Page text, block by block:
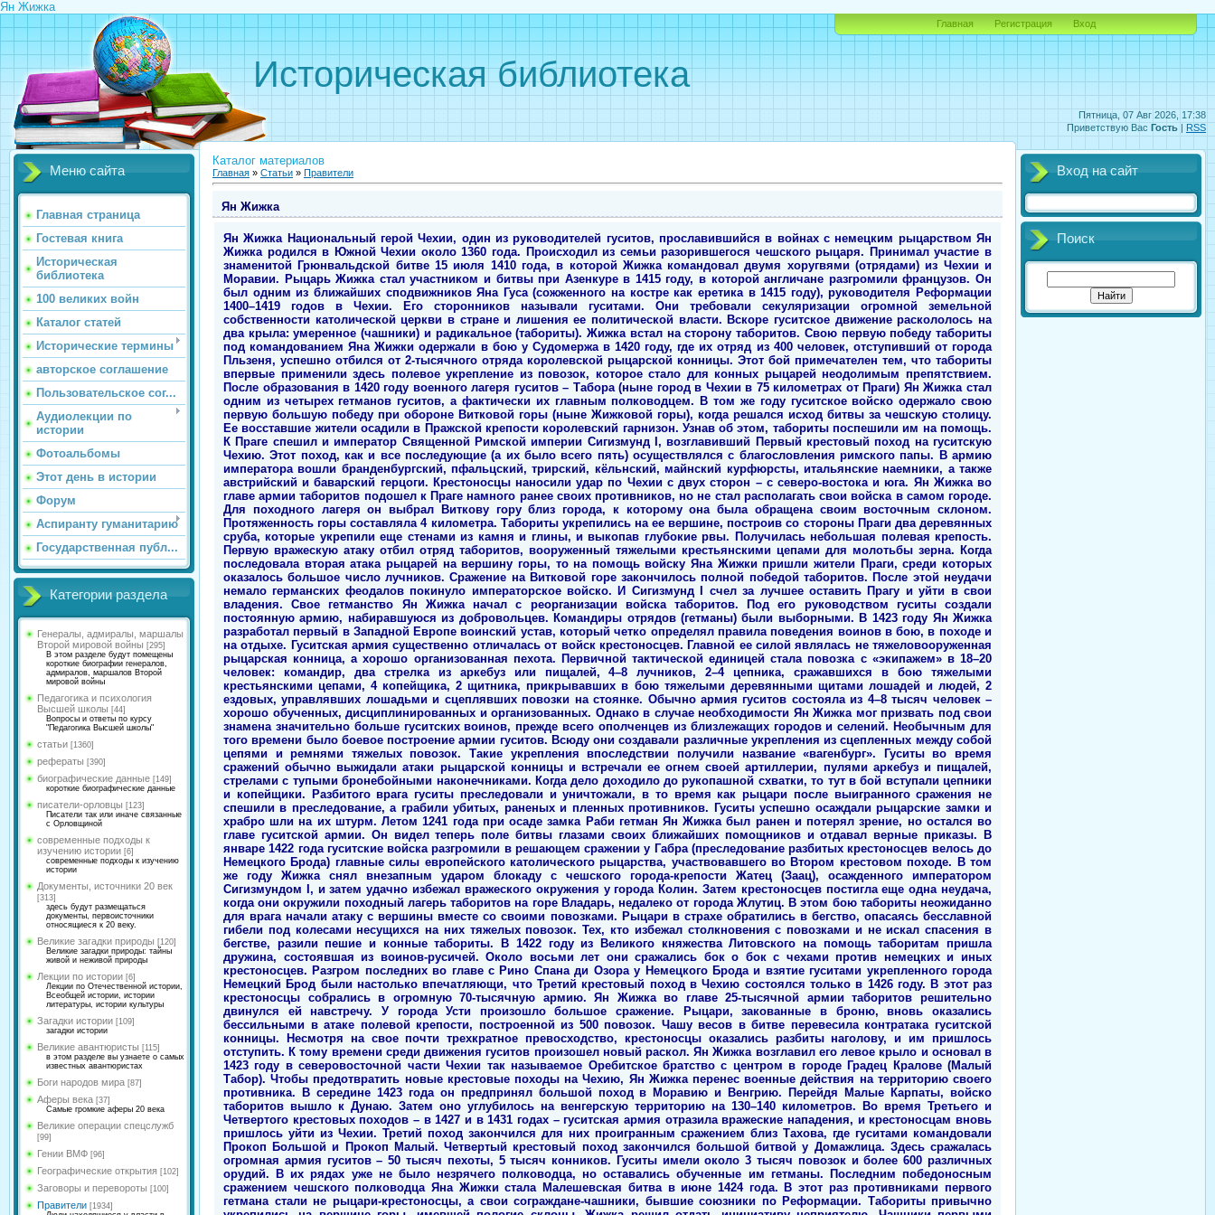
Ян Жижка
Пятница, 07 Авг 2026, 17:38
Приветствую Вас Гость | RSS
Историческая библиотека
Главная Регистрация Вход
Меню сайта
Главная страница
Гостевая книга
Историческая
библиотека
100 великих войн
Каталог статей
Исторические термины
авторское соглашение
Пользовательское сог...
Аудиолекции по
истории
Фотоальбомы
Этот день в истории
Форум
Аспиранту гуманитарию
Государственная публ...
Категории раздела
Генералы, адмиралы, маршалы
Второй мировой войны [295]
В этом разделе будут помещены
короткие биографии генералов,
адмиралов, маршалов Второй
мировой войны
Педагогика и психология
Высшей школы [44]
Вопросы и ответы по курсу
"Педагогика Высшей школы"
статьи [1360]
рефераты [390]
биографические данные [149]
короткие биографические данные
писатели-орловцы [123]
Писатели так или иначе связанные
с Орловщиной
современные подходы к
изучению истории [6]
современные подходы к изучению
истории
Документы, источники 20 век
[313]
здесь будут размещаться
документы, первоисточники
относящиеся к 20 веку.
Великие загадки природы [120]
Великие загадки природы: тайны
живой и неживой природы
Лекции по истории [6]
Лекции по Отечественной истории,
Всеобщей истории, истории
литературы, истории культуры
Загадки истории [109]
загадки истории
Великие авантюристы [115]
в этом разделе вы узнаете о самых
известных авантюристах
Боги народов мира [87]
Аферы века [37]
Самые громкие аферы 20 века
Великие операции спецслужб
[99]
Гении ВМФ [96]
Географические открытия [102]
Заговоры и перевороты [100]
Правители [1934]
Каталог материалов
Главная » Статьи » Правители
Ян Жижка
Ян Жижка Национальный герой Чехии, один из руководителей гуситов, прославившийся в войнах с немецким рыцарством Ян
Жижка родился в Южной Чехии около 1360 года. Происходил из семьи разорившегося чешского рыцаря. Принимал участие в
знаменитой Грюнвальдской битве 15 июля 1410 года, в которой Жижка командовал двумя хоругвями (отрядами) из Чехии и
Моравии. Рыцарь Жижка стал участником и битвы при Азенкуре в 1415 году, в которой англичане разгромили французов. Он
был одним из ближайших сподвижников Яна Гуса (сожженного на костре как еретика в 1415 году), руководителя Реформации
1400–1419 годов в Чехии. Его сторонников называли гуситами. Они требовали секуляризации огромной земельной
собственности католической церкви в стране и лишения ее политической власти. Вскоре гуситское движение раскололось на
два крыла: умеренное (чашники) и радикальное (табориты). Жижка встал на сторону таборитов. Свою первую победу табориты
под командованием Яна Жижки одержали в бою у Судомержа в 1420 году, где их отряд из 400 человек, отступивший от города
Пльзеня, успешно отбился от 2-тысячного отряда королевской рыцарской конницы. Этот бой примечателен тем, что табориты
впервые применили здесь полевое укрепление из повозок, которое стало для конных рыцарей неодолимым препятствием.
После образования в 1420 году военного лагеря гуситов – Табора (ныне город в Чехии в 75 километрах от Праги) Ян Жижка стал
одним из четырех гетманов гуситов, а фактически их главным полководцем. В том же году гуситское войско одержало свою
первую большую победу при обороне Витковой горы (ныне Жижковой горы), когда решался исход битвы за чешскую столицу.
Ее восставшие жители осадили в Пражской крепости королевский гарнизон. Узнав об этом, табориты поспешили им на помощь.
К Праге спешил и император Священной Римской империи Сигизмунд I, возглавивший Первый крестовый поход на гуситскую
Чехию. Этот поход, как и все последующие (а их было всего пять) осуществлялся с благословления римского папы. В армию
императора вошли бранденбургский, пфальцский, трирский, кёльнский, майнский курфюрсты, итальянские наемники, а также
австрийский и баварский герцоги. Крестоносцы наносили удар по Чехии с двух сторон – с северо-востока и юга. Ян Жижка во
главе армии таборитов подошел к Праге намного ранее своих противников, но не стал располагать свои войска в самом городе.
Для походного лагеря он выбрал Виткову гору близ города, к которому она была обращена своим восточным склоном.
Протяженность горы составляла 4 километра. Табориты укрепились на ее вершине, построив со стороны Праги два деревянных
сруба, которые укрепили еще стенами из камня и глины, и выкопав глубокие рвы. Получилась небольшая полевая крепость.
Первую вражескую атаку отбил отряд таборитов, вооруженный тяжелыми крестьянскими цепами для молотьбы зерна. Когда
последовала вторая атака рыцарей на вершину горы, то на помощь войску Яна Жижки пришли жители Праги, среди которых
оказалось большое число лучников. Сражение на Витковой горе закончилось полной победой таборитов. После этой неудачи
немало германских феодалов покинуло императорское войско. И Сигизмунд I счел за лучшее оставить Прагу и уйти в свои
владения. Свое гетманство Ян Жижка начал с реорганизации войска таборитов. Под его руководством гуситы создали
постоянную армию, набиравшуюся из добровольцев. Командиры отрядов (гетманы) были выборными. В 1423 году Ян Жижка
разработал первый в Западной Европе воинский устав, который четко определял правила поведения воинов в бою, в походе и
на отдыхе. Гуситская армия существенно отличалась от войск крестоносцев. Главной ее силой являлась не тяжеловооруженная
рыцарская конница, а хорошо организованная пехота. Первичной тактической единицей стала повозка с «экипажем» в 18–20
человек: командир, два стрелка из аркебуз или пищалей, 4–8 лучников, 2–4 цепника, сражавшихся в бою тяжелыми
крестьянскими цепами, 4 копейщика, 2 щитника, прикрывавших в бою тяжелыми деревянными щитами лошадей и людей, 2
ездовых, управлявших лошадьми и сцеплявших повозки на стоянке. Обычно армия гуситов состояла из 4–8 тысяч человек –
хорошо обученных, дисциплинированных и организованных. Однако в случае необходимости Ян Жижка мог призвать под свои
знамена значительно больше гуситских воинов, прежде всего ополченцев из близлежащих городов и селений. Необычным для
того времени было боевое построение армии гуситов. Всюду они создавали различные укрепления из сцепленных между собой
цепями и ремнями тяжелых повозок. Такие укрепления впоследствии получили название «вагенбург». Гуситы во время
сражений обычно выжидали атаки рыцарской конницы и встречали ее огнем своей артиллерии, пулями аркебуз и пищалей,
стрелами с тупыми бронебойными наконечниками. Когда дело доходило до рукопашной схватки, то тут в бой вступали цепники
и копейщики. Разбитого врага гуситы преследовали и уничтожали, в то время как рыцари после выигранного сражения не
спешили в преследование, а грабили убитых, раненых и пленных противников. Гуситы успешно осаждали рыцарские замки и
храбро шли на их штурм. Летом 1241 года при осаде замка Раби гетман Ян Жижка был ранен и потерял зрение, но остался во
главе гуситской армии. Он видел теперь поле битвы глазами своих ближайших помощников и отдавал верные приказы. В
январе 1422 года гуситские войска разгромили в решающем сражении у Габра (преследование разбитых крестоносцев велось до
Немецкого Брода) главные силы европейского католического рыцарства, участвовавшего во Втором крестовом походе. В том
же году Жижка снял внезапным ударом блокаду с чешского города-крепости Жатец (Заац), осажденного императором
Сигизмундом I, и затем удачно избежал вражеского окружения у города Колин. Затем крестоносцев постигла еще одна неудача,
когда они окружили походный лагерь таборитов на горе Владарь, недалеко от города Жлутиц. В этом бою табориты неожиданно
для врага начали атаку с вершины вместе со своими повозками. Рыцари в страхе обратились в бегство, опасаясь бесславной
гибели под колесами несущихся на них тяжелых повозок. Тех, кто избежал столкновения с повозками и не искал спасения в
бегстве, разили пешие и конные табориты. В 1422 году из Великого княжества Литовского на помощь таборитам пришла
дружина, состоявшая из воинов-русичей. Около восьми лет они сражались бок о бок с чехами против немецких и иных
крестоносцев. Разгром последних во главе с Рино Спана ди Озора у Немецкого Брода и взятие гуситами укрепленного города
Немецкий Брод были настолько впечатляющи, что Третий крестовый поход в Чехию состоялся только в 1426 году. В этот раз
крестоносцы собрались в огромную 70-тысячную армию. Ян Жижка во главе 25-тысячной армии таборитов решительно
двинулся ей навстречу. У города Усти произошло большое сражение. Рыцари, закованные в броню, вновь оказались
бессильными в атаке полевой крепости, построенной из 500 повозок. Чашу весов в битве перевесила контратака гуситской
конницы. Несмотря на свое почти трехкратное превосходство, крестоносцы оказались разбиты наголову, и им пришлось
отступить. К тому времени среди движения гуситов произошел новый раскол. Ян Жижка возглавил его левое крыло и основал в
1423 году в северовосточной части Чехии так называемое Оребитское братство с центром в городе Градец Кралове (Малый
Табор). Чтобы предотвратить новые крестовые походы на Чехию, Ян Жижка перенес военные действия на территорию своего
противника. В середине 1423 года он предпринял большой поход в Моравию и Венгрию. Перейдя Малые Карпаты, войско
таборитов вышло к Дунаю. Затем оно углубилось на венгерскую территорию на 130–140 километров. Во время Третьего и
Четвертого крестовых походов – в 1427 и в 1431 годах – гуситская армия отразила вражеские нападения, и крестоносцам вновь
пришлось уйти из Чехии. Третий поход закончился для них проигранным сражением близ Тахова, где гуситами командовали
Прокоп Большой и Прокоп Малый. Четвертый крестовый поход закончился большой битвой у Домажлица. Здесь сражалась
огромная армия гуситов – 50 тысяч пехоты, 5 тысяч конников. Гуситы имели около 3 тысяч повозок и более 600 различных
орудий. В их рядах уже не было незрячего полководца, но оставались обученные им гетманы. Последним победоносным
сражением чешского полководца Яна Жижки стала Малешевская битва в июне 1424 года. В этот раз противниками первого
гетмана стали не рыцари-крестоносцы, а свои сограждане-чашники, бывшие союзники по Реформации. Табориты привычно
Вход на сайт
Поиск